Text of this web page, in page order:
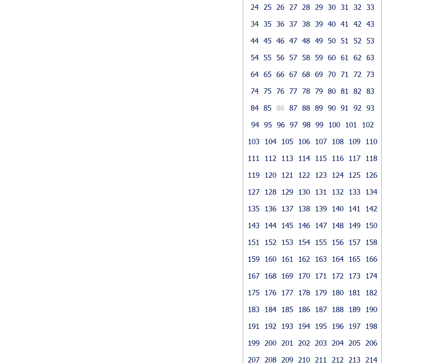
24
25 26 27 28 29 30 31 32
33
34 35 36 37 38 39 40 41 42
43
44 45 46 47 48 49 50 51 52
53
54 55 56 57 58 59 60 61 62
63
64 65 66 67 68 69 70 71 72
73
74 75 76 77 78 79 80 81 82
83
84 85 86 87 88 89 90 91 92
93
94 95 96 97 98 99 100 101
102
103
104 105 106 107 108 109
110
111
112 113 114 115 116 117
118
119
120 121 122 123 124 125
126
127
128 129 130 131 132 133
134
135
136 137 138 139 140 141
142
143
144 145 146 147 148 149
150
151
152 153 154 155 156 157
158
159
160 161 162 163 164 165
166
167
168 169 170 171 172 173
174
175
176 177 178 179 180 181
182
183
184 185 186 187 188 189
190
191
192 193 194 195 196 197
198
199
200 201 202 203 204 205
206
207
208 209 210 211 212 213 214